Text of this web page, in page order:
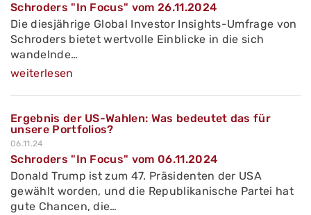
Schroders "In Focus" vom 26.11.2024
Die diesjährige Global Investor Insights-Umfrage von
Schroders bietet wertvolle Einblicke in die sich
wandelnde…
weiterlesen
Ergebnis der US-Wahlen: Was bedeutet das für
unsere Portfolios?
06.11.24
Schroders "In Focus" vom 06.11.2024
Donald Trump ist zum 47. Präsidenten der USA
gewählt worden, und die Republikanische Partei hat
gute Chancen, die…